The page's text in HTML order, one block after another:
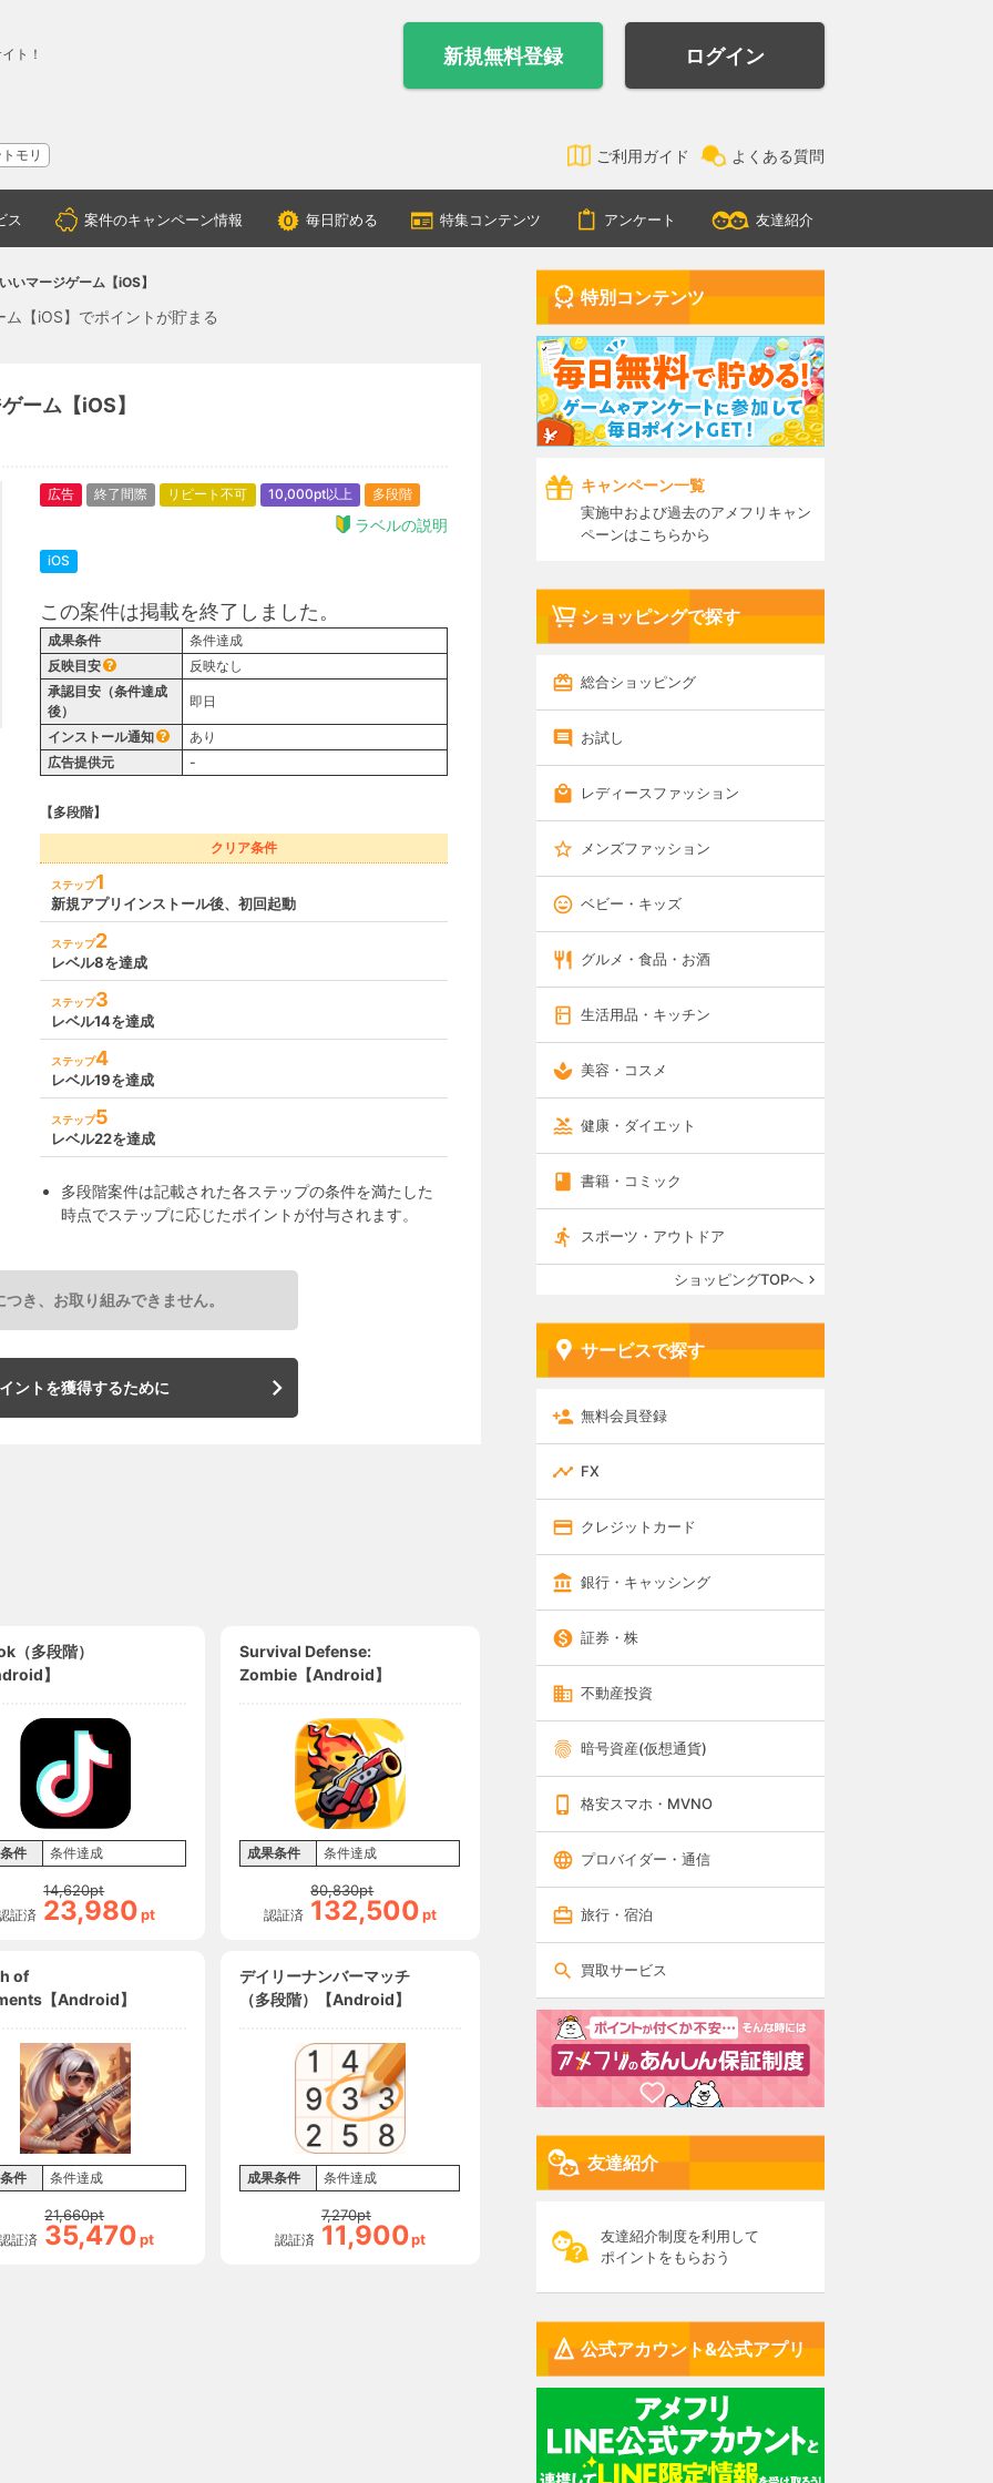
ト！
新規無料登録 ログイン
モリ ご利用ガイド よくある質問
ス 案件のキャンペーン情報 毎日貯める 特集コンテンツ アンケート 友達紹介
マージゲーム【iOS】
【iOS】でポイントが貯まる
ーム【iOS】
広告 終了間際 リピート不可 10,000pt以上 多段階
ラベルの説明
iOS
この案件は掲載を終了しました。
成果条件
条件達成
反映目安
反映なし
承認目安（条件達成
後）
即日
インストール通知
あり
広告提供元
-
【多段階】
クリア条件
ステップ1
新規アプリインストール後、初回起動
ステップ2
レベル8を達成
ステップ3
レベル14を達成
ステップ4
レベル19を達成
ステップ5
レベル22を達成
多段階案件は記載された各ステップの条件を満たした
時点でステップに応じたポイントが付与されます。
き、お取り組みできません。
ントを獲得するために
（多段階）
】
件 条件達成
証済
14,620pt
23,980pt
Survival Defense:
Zombie【Android】
成果条件 条件達成
認証済
80,830pt
132,500pt
of
【Android】
件 条件達成
証済
21,660pt
35,470pt
デイリーナンバーマッチ
（多段階）【Android】
成果条件 条件達成
認証済
7,270pt
11,900pt
特別コンテンツ
キャンペーン一覧
実施中および過去のアメフリキャン
ペーンはこちらから
ショッピングで探す
総合ショッピング
お試し
レディースファッション
メンズファッション
ベビー・キッズ
グルメ・食品・お酒
生活用品・キッチン
美容・コスメ
健康・ダイエット
書籍・コミック
スポーツ・アウトドア
ショッピングTOPへ
サービスで探す
無料会員登録
FX
クレジットカード
銀行・キャッシング
証券・株
不動産投資
暗号資産(仮想通貨)
格安スマホ・MVNO
プロバイダー・通信
旅行・宿泊
買取サービス
友達紹介
友達紹介制度を利用して
ポイントをもらおう
公式アカウント&公式アプリ